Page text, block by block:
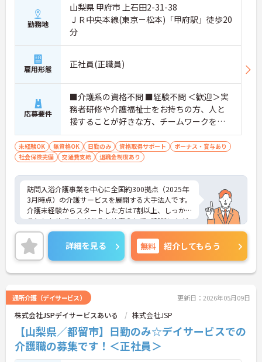
勤務地
山梨県 甲府市 上石田2-31-38
ＪＲ中央本線(東京－松本)「甲府駅」徒歩20
分
雇用形態 正社員(正職員)
応募要件
■介護系の資格不問 ■経験不問 ＜歓迎＞実
務者研修や介護福祉士をお持ちの方、人と
接することが好きな方、チームワークを重
視する人
未経験OK 無資格OK 日勤のみ 資格取得サポート
ボーナス・賞与あり
社会保険完備
交通費支給 退職金制度あり
訪問入浴介護事業を中心に全国約300拠点（2025年
3月時点）の介護サービスを展開する大手法人です。
介護未経験からスタートした方は7割以上、しっか
りとしたサポートがあるため安心してご就業いただ
けます。お風呂に入れなくて困っている方に、手を
差し伸べてあげられるとてもやりがいのあるお仕事
です。ご興味ある方には、面接対策ポイントなど、
さらに詳細をお話しいたしますのでお気軽にご相談
ください！
詳細を見る 無料 紹介してもらう
通所介護（デイサービス） 更新日：2026年05月09日
株式会社JSPデイサービスあいる 株式会社JSP
【山梨県／都留市】日勤のみ☆デイサービスでの
介護職の募集です！＜正社員＞